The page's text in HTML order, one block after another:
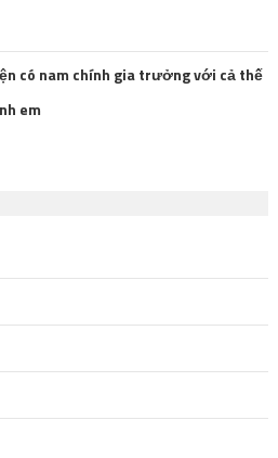
có nam chính gia trưởng với cả thế
em